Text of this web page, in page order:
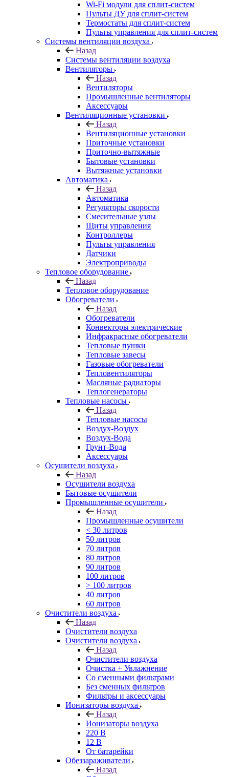
Wi-Fi модули для сплит-систем
Пульты ДУ для сплит-систем
Термостаты для сплит-систем
Пульты управления для сплит-систем
Системы вентиляции воздуха
Назад
Системы вентиляции воздуха
Вентиляторы
Назад
Вентиляторы
Промышленные вентиляторы
Аксессуары
Вентиляционные установки
Назад
Вентиляционные установки
Приточные установки
Приточно-вытяжные
Бытовые установки
Вытяжные установки
Автоматика
Назад
Автоматика
Регуляторы скорости
Смесительные узлы
Щиты управления
Контроллеры
Пульты управления
Датчики
Электроприводы
Тепловое оборудование
Назад
Тепловое оборудование
Обогреватели
Назад
Обогреватели
Конвекторы электрические
Инфракрасные обогреватели
Тепловые пушки
Тепловые завесы
Газовые обогреватели
Тепловентиляторы
Масляные радиаторы
Теплогенераторы
Тепловые насосы
Назад
Тепловые насосы
Воздух-Воздух
Воздух-Вода
Грунт-Вода
Аксессуары
Осушители воздуха
Назад
Осушители воздуха
Бытовые осушители
Промышленные осушители
Назад
Промышленные осушители
< 30 литров
50 литров
70 литров
80 литров
90 литров
100 литров
> 100 литров
40 литров
60 литров
Очистители воздуха
Назад
Очистители воздуха
Очистители воздуха
Назад
Очистители воздуха
Очистка + Увлажнение
Cо сменными фильтрами
Без сменных фильтров
Фильтры и аксессуары
Ионизаторы воздуха
Назад
Ионизаторы воздуха
220 В
12 В
От батарейки
Обеззараживатели
Назад